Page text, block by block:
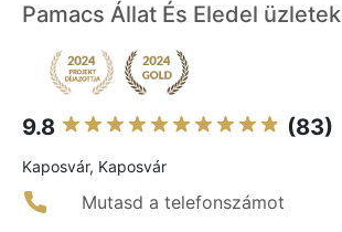
Pamacs Állat És Eledel üzletek
9.8 (83)
Kaposvár, Kaposvár
Mutasd a telefonszámot